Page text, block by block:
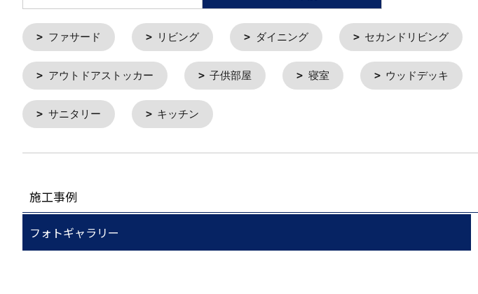
ファサード リビング ダイニング セカンドリビング
アウトドアストッカー 子供部屋 寝室 ウッドデッキ
サニタリー キッチン
施工事例
フォトギャラリー